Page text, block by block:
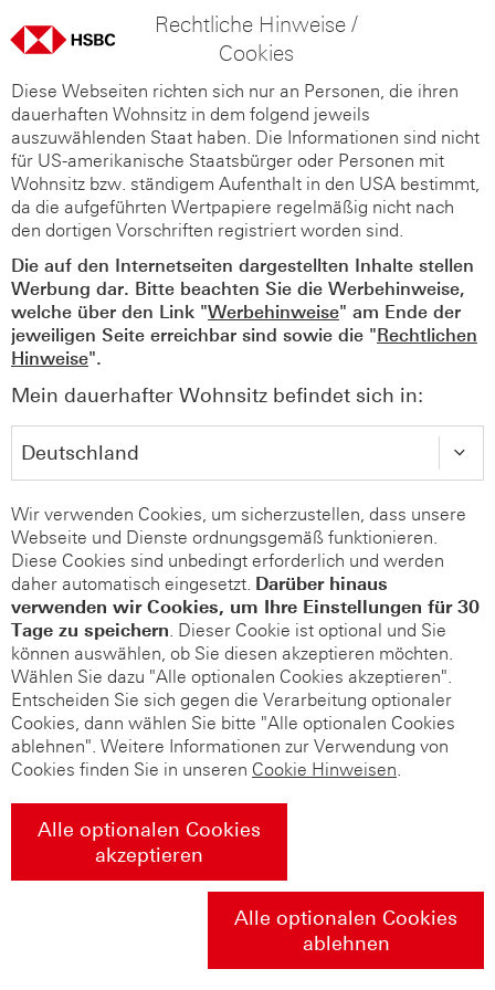
Rechtliche Hinweise /
Cookies
Diese Webseiten richten sich nur an Personen, die ihren
dauerhaften Wohnsitz in dem folgend jeweils
auszuwählenden Staat haben. Die Informationen sind nicht
für US-amerikanische Staatsbürger oder Personen mit
Wohnsitz bzw. ständigem Aufenthalt in den USA bestimmt,
da die aufgeführten Wertpapiere regelmäßig nicht nach
den dortigen Vorschriften registriert worden sind.
Die auf den Internetseiten dargestellten Inhalte stellen
Werbung dar. Bitte beachten Sie die Werbehinweise,
welche über den Link "Werbehinweise" am Ende der
jeweiligen Seite erreichbar sind sowie die "Rechtlichen
Hinweise".
Mein dauerhafter Wohnsitz befindet sich in:
Wir verwenden Cookies, um sicherzustellen, dass unsere
Webseite und Dienste ordnungsgemäß funktionieren.
Diese Cookies sind unbedingt erforderlich und werden
daher automatisch eingesetzt. Darüber hinaus
verwenden wir Cookies, um Ihre Einstellungen für 30
Tage zu speichern. Dieser Cookie ist optional und Sie
können auswählen, ob Sie diesen akzeptieren möchten.
Wählen Sie dazu "Alle optionalen Cookies akzeptieren".
Entscheiden Sie sich gegen die Verarbeitung optionaler
Cookies, dann wählen Sie bitte "Alle optionalen Cookies
ablehnen". Weitere Informationen zur Verwendung von
Cookies finden Sie in unseren Cookie Hinweisen.
Alle optionalen Cookies
akzeptieren
Alle optionalen Cookies
ablehnen